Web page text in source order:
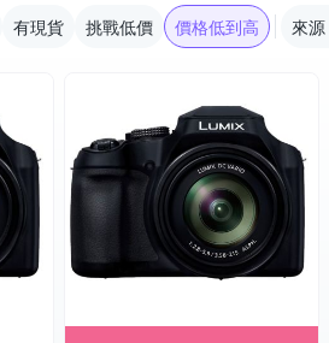
有現貨 挑戰低價 價格低到高 來源